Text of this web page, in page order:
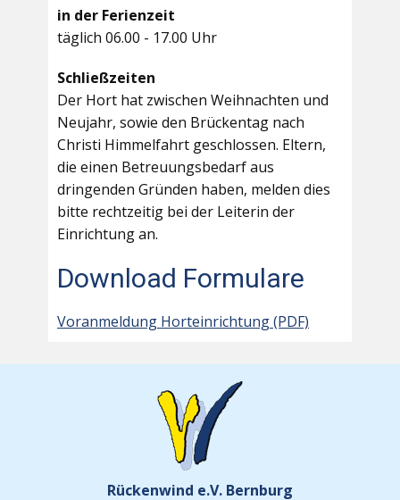
in der Ferienzeit
täglich 06.00 - 17.00 Uhr
Schließzeiten
Der Hort hat zwischen Weihnachten und
Neujahr, sowie den Brückentag nach
Christi Himmelfahrt geschlossen. Eltern,
die einen Betreuungsbedarf aus
dringenden Gründen haben, melden dies
bitte rechtzeitig bei der Leiterin der
Einrichtung an.
Download Formulare
Voranmeldung Horteinrichtung (PDF)
Rückenwind e.V. Bernburg